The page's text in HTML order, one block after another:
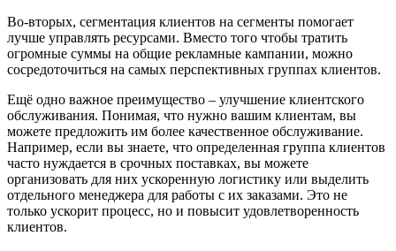
Во-вторых, сегментация клиентов на сегменты помогает
лучше управлять ресурсами. Вместо того чтобы тратить
огромные суммы на общие рекламные кампании, можно
сосредоточиться на самых перспективных группах клиентов.
Ещё одно важное преимущество – улучшение клиентского
обслуживания. Понимая, что нужно вашим клиентам, вы
можете предложить им более качественное обслуживание.
Например, если вы знаете, что определенная группа клиентов
часто нуждается в срочных поставках, вы можете
организовать для них ускоренную логистику или выделить
отдельного менеджера для работы с их заказами. Это не
только ускорит процесс, но и повысит удовлетворенность
клиентов.